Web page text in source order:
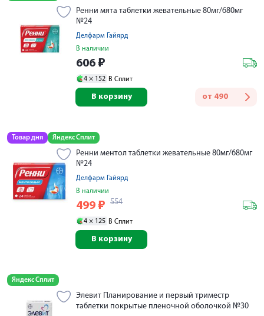
Ренни мята таблетки жевательные 80мг/680мг
№24
Делфарм Гайярд
В наличии
606 ₽
4 × 152 В Сплит
от 490
В корзину
Товар дня Яндекс Сплит
Ренни ментол таблетки жевательные 80мг/680мг
№24
Делфарм Гайярд
В наличии
499 ₽ 554
4 × 125 В Сплит
В корзину
Яндекс Сплит
Элевит Планирование и первый триместр
таблетки покрытые пленочной оболочкой №30